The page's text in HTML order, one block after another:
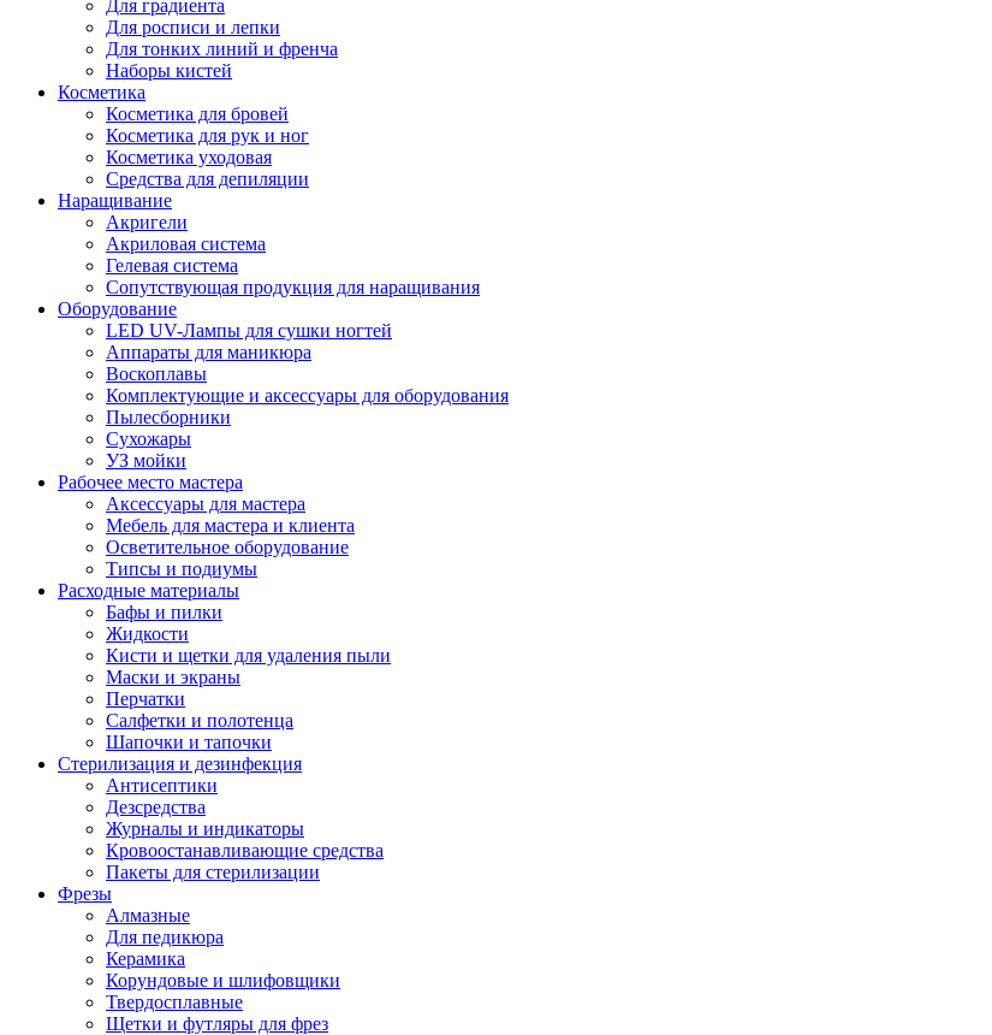
Для градиента
Для росписи и лепки
Для тонких линий и френча
Наборы кистей
Косметика
Косметика для бровей
Косметика для рук и ног
Косметика уходовая
Средства для депиляции
Наращивание
Акригели
Акриловая система
Гелевая система
Сопутствующая продукция для наращивания
Оборудование
LED UV-Лампы для сушки ногтей
Аппараты для маникюра
Воскоплавы
Комплектующие и аксессуары для оборудования
Пылесборники
Сухожары
УЗ мойки
Рабочее место мастера
Аксессуары для мастера
Мебель для мастера и клиента
Осветительное оборудование
Типсы и подиумы
Расходные материалы
Бафы и пилки
Жидкости
Кисти и щетки для удаления пыли
Маски и экраны
Перчатки
Салфетки и полотенца
Шапочки и тапочки
Стерилизация и дезинфекция
Антисептики
Дезсредства
Журналы и индикаторы
Кровоостанавливающие средства
Пакеты для стерилизации
Фрезы
Алмазные
Для педикюра
Керамика
Корундовые и шлифовщики
Твердосплавные
Щетки и футляры для фрез